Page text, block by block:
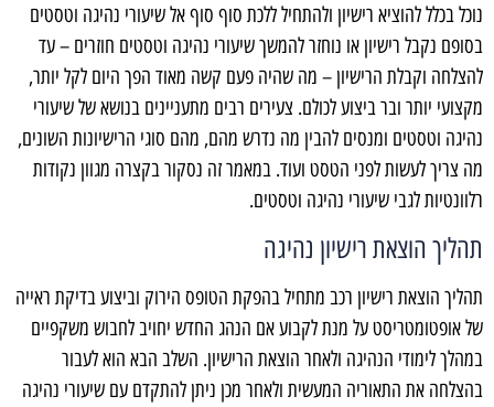
נוכל בכלל להוציא רישיון ולהתחיל ללכת סוף סוף אל שיעורי נהיגה וטסטים
בסופם נקבל רישיון או נוחזר להמשך שיעורי נהיגה וטסטים חוזרים – עד
להצלחה וקבלת הרישיון – מה שהיה פעם קשה מאוד הפך היום לקל יותר,
מקצועי יותר ובר ביצוע לכולם. צעירים רבים מתעניינים בנושא של שיעורי
נהיגה וטסטים ומנסים להבין מה נדרש מהם, מהם סוגי הרישיונות השונים,
מה צריך לעשות לפני הטסט ועוד. במאמר זה נסקור בקצרה מגוון נקודות
רלוונטיות לגבי שיעורי נהיגה וטסטים.
תהליך הוצאת רישיון נהיגה
תהליך הוצאת רישיון רכב מתחיל בהפקת הטופס הירוק וביצוע בדיקת ראייה
של אופטומטריסט על מנת לקבוע אם הנהג החדש יחויב לחבוש משקפיים
במהלך לימודי הנהיגה ולאחר הוצאת הרישיון. השלב הבא הוא לעבור
בהצלחה את התאוריה המעשית ולאחר מכן ניתן להתקדם עם שיעורי נהיגה